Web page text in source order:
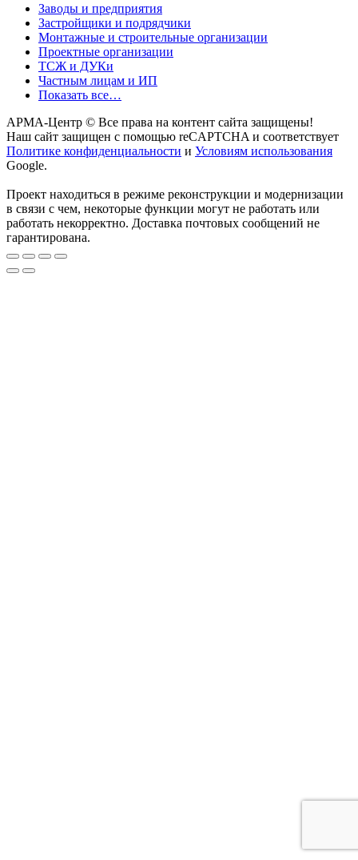
Заводы и предприятия
Застройщики и подрядчики
Монтажные и строительные организации
Проектные организации
ТСЖ и ДУКи
Частным лицам и ИП
Показать все…
АРМА-Центр ©️ Все права на контент сайта защищены!
Наш сайт защищен с помощью reCAPTCHA и соответствует
Политике конфиденциальности и Условиям использования
Google.
Проект находиться в режиме реконструкции и модернизации
в связи с чем, некоторые функции могут не работать или
работать некорректно. Доставка почтовых сообщений не
гарантирована.